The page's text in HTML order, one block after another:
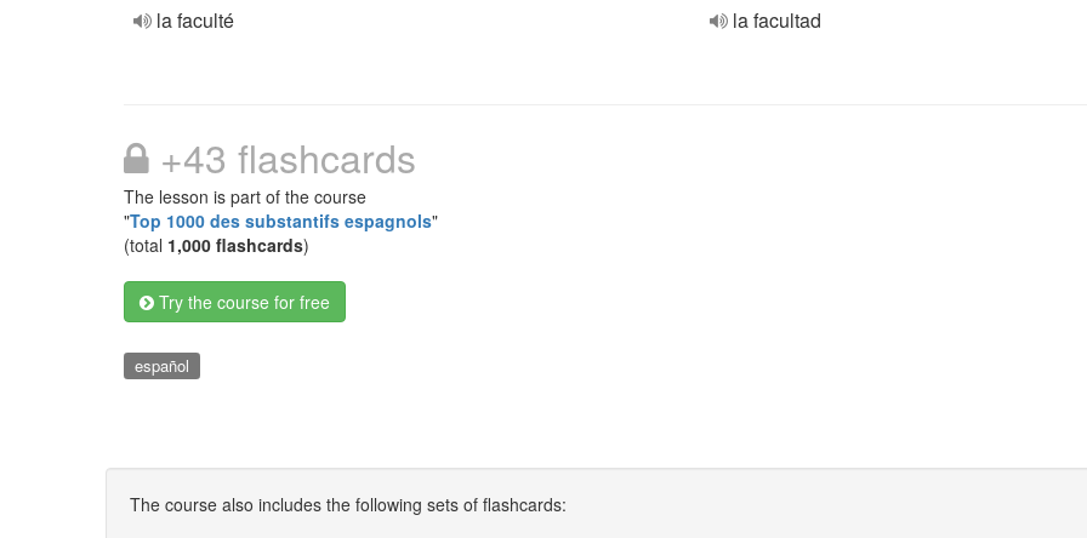
la faculté la facultad
+43 flashcards
The lesson is part of the course
"Top 1000 des substantifs espagnols"
(total 1,000 flashcards)
Try the course for free
español
The course also includes the following sets of flashcards: